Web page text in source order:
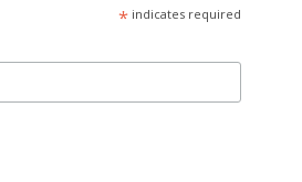
* indicates required